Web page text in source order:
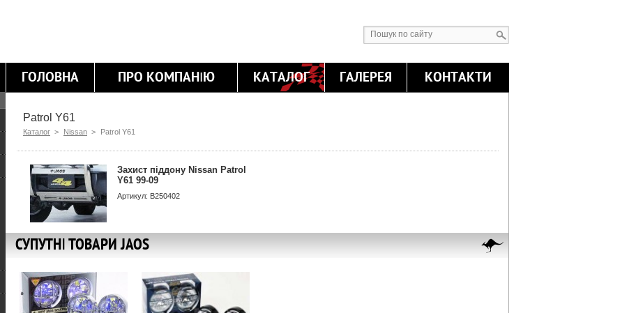
ГОЛОВНА ПРО КОМПАНІЮ КАТАЛОГ ГАЛЕРЕЯ КОНТАКТИ
Patrol Y61
Каталог > Nissan > Patrol Y61
Захист піддону Nissan Patrol
Y61 99-09
Артикул: B250402
СУПУТНІ ТОВАРИ JAOS